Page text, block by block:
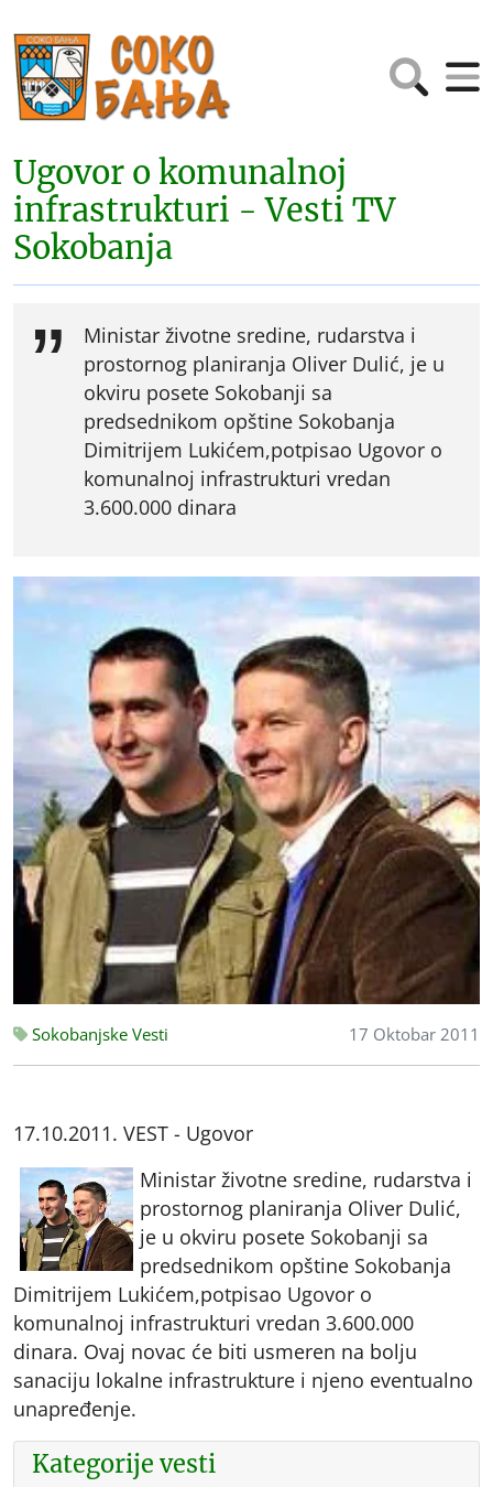
Ugovor o komunalnoj
infrastrukturi - Vesti TV
Sokobanja
Ministar životne sredine, rudarstva i
prostornog planiranja Oliver Dulić, je u
okviru posete Sokobanji sa
predsednikom opštine Sokobanja
Dimitrijem Lukićem,potpisao Ugovor o
komunalnoj infrastrukturi vredan
3.600.000 dinara
Sokobanjske Vesti 17 Oktobar 2011
17.10.2011. VEST - Ugovor
Ministar životne sredine, rudarstva i
prostornog planiranja Oliver Dulić,
je u okviru posete Sokobanji sa
predsednikom opštine Sokobanja
Dimitrijem Lukićem,potpisao Ugovor o
komunalnoj infrastrukturi vredan 3.600.000
dinara. Ovaj novac će biti usmeren na bolju
sanaciju lokalne infrastrukture i njeno eventualno
unapređenje.
Kategorije vesti